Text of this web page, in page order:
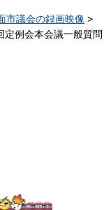
市議会の録画映像 >
定例会本会議一般質問